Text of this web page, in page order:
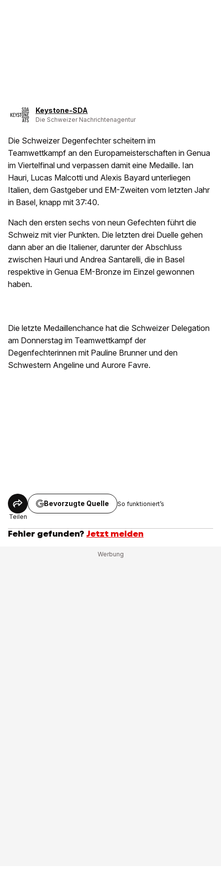
Keystone-SDA
Die Schweizer Nachrichtenagentur
Die Schweizer Degenfechter scheitern im
Teamwettkampf an den Europameisterschaften in Genua
im Viertelfinal und verpassen damit eine Medaille. Ian
Hauri, Lucas Malcotti und Alexis Bayard unterliegen
Italien, dem Gastgeber und EM-Zweiten vom letzten Jahr
in Basel, knapp mit 37:40.
Nach den ersten sechs von neun Gefechten führt die
Schweiz mit vier Punkten. Die letzten drei Duelle gehen
dann aber an die Italiener, darunter der Abschluss
zwischen Hauri und Andrea Santarelli, die in Basel
respektive in Genua EM-Bronze im Einzel gewonnen
haben.
Die letzte Medaillenchance hat die Schweizer Delegation
am Donnerstag im Teamwettkampf der
Degenfechterinnen mit Pauline Brunner und den
Schwestern Angeline und Aurore Favre.
Teilen
Bevorzugte Quelle So funktioniert’s
Fehler gefunden? Jetzt melden